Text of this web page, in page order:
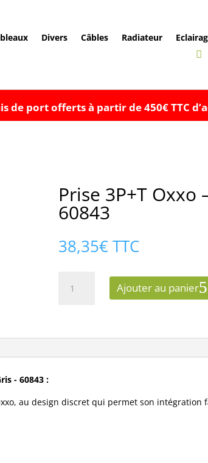
Divers Câbles Radiateur
de port offerts à partir de 450€ TTC
Prise 3P+T Oxxo
60843
38,35€TTC
20A
Ajouter au panier
- 60843 :
au design discret qui permet son